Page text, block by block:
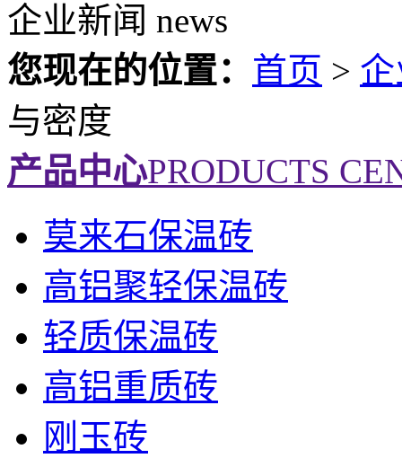
企业新闻 news
您现在的位置： 首页 >
与密度
产品中心PRODUCTS
莫来石保温砖
高铝聚轻保温砖
轻质保温砖
高铝重质砖
刚玉砖